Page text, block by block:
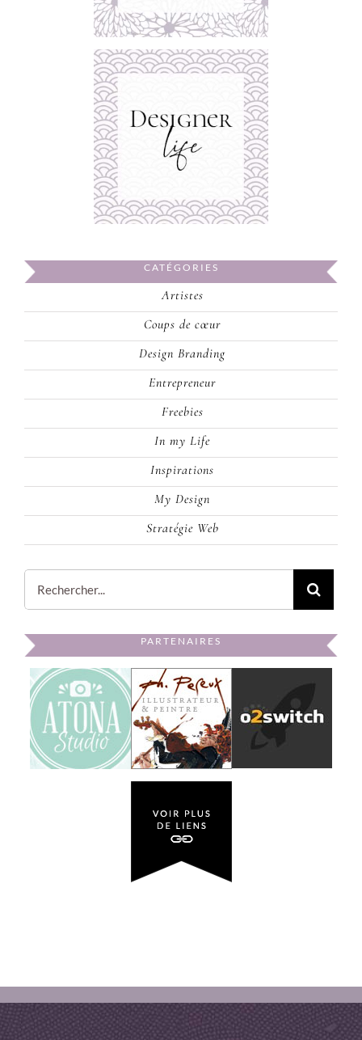
CATÉGORIES
Artistes
Coups de cœur
Design Branding
Entrepreneur
Freebies
In my Life
Inspirations
My Design
Stratégie Web
PARTENAIRES